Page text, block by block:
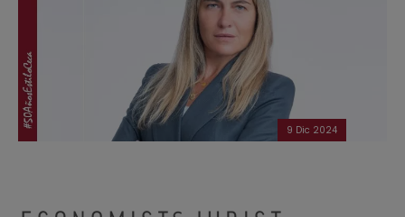
9 Dic 2024